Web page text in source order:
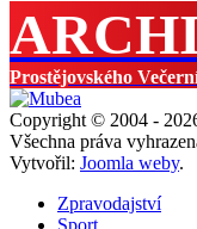
Prostějovského
Copyright © 2004 -
Všechna práva
Vytvořil: Joomla weby.
Zpravodajství
Sport